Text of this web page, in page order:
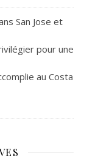
San Jose et
pour une
au Costa